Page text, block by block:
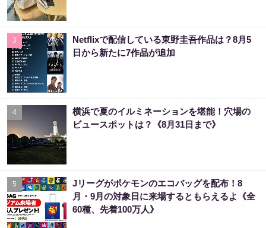
3
Netflixで配信している東野圭吾作品は？8月5
日から新たに7作品が追加
4
横浜で夏のイルミネーションを堪能！穴場の
ビュースポットは？《8月31日まで》
5
Jリーグがポケモンのエコバッグを配布！8
月・9月の対象日に来場するともらえるよ《全
60種、先着100万人》